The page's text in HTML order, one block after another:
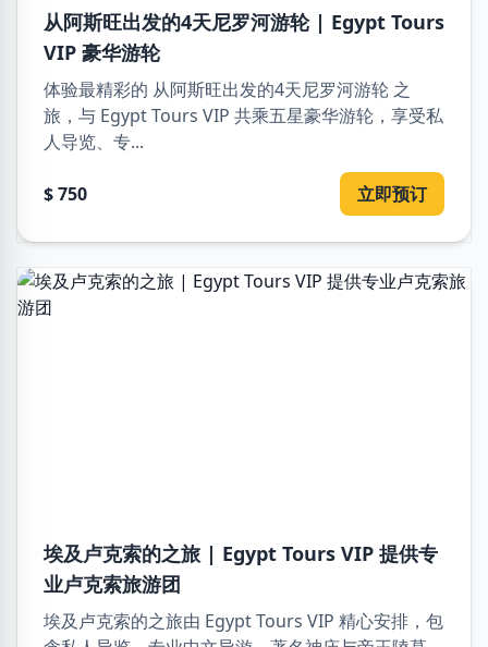
从阿斯旺出发的4天尼罗河游轮 | Egypt Tours
VIP 豪华游轮
体验最精彩的 从阿斯旺出发的4天尼罗河游轮 之
旅，与 Egypt Tours VIP 共乘五星豪华游轮，享受私
人导览、专...
$ 750 立即预订
埃及卢克索的之旅 | Egypt Tours VIP 提供专
业卢克索旅游团
埃及卢克索的之旅由 Egypt Tours VIP 精心安排，包